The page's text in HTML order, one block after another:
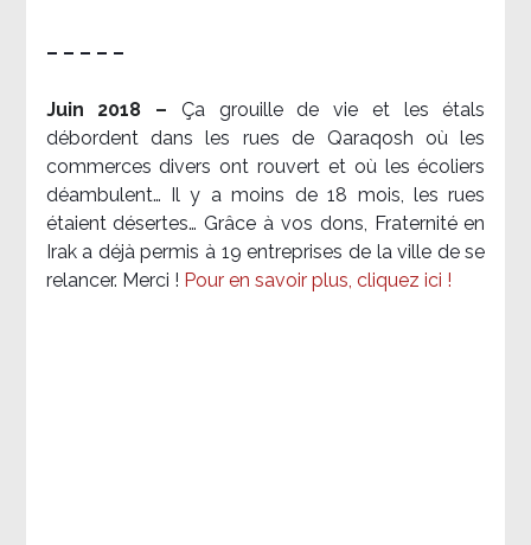
– – – – –
Juin 2018 – Ça grouille de vie et les étals
débordent dans les rues de Qaraqosh où les
commerces divers ont rouvert et où les écoliers
déambulent… Il y a moins de 18 mois, les rues
étaient désertes… Grâce à vos dons, Fraternité en
Irak a déjà permis à 19 entreprises de la ville de se
relancer. Merci ! Pour en savoir plus, cliquez ici !